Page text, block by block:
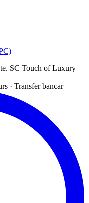
SC Touch of Luxury
· Transfer bancar